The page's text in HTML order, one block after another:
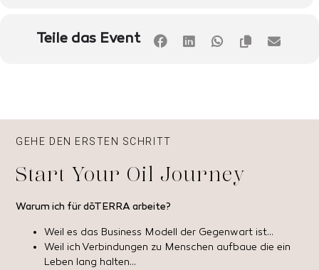
Teile das Event
GEHE DEN ERSTEN SCHRITT
Start Your Oil Journey
Warum ich für dōTERRA arbeite?
Weil es das Business Modell der Gegenwart ist…
Weil ich Verbindungen zu Menschen aufbaue die ein
Leben lang halten…